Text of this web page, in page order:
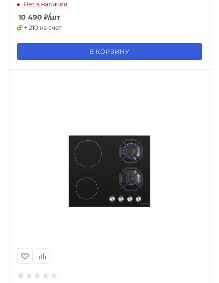
Нет в наличии
10 490 ₽/шт
+ 210 на счет
В КОРЗИНУ